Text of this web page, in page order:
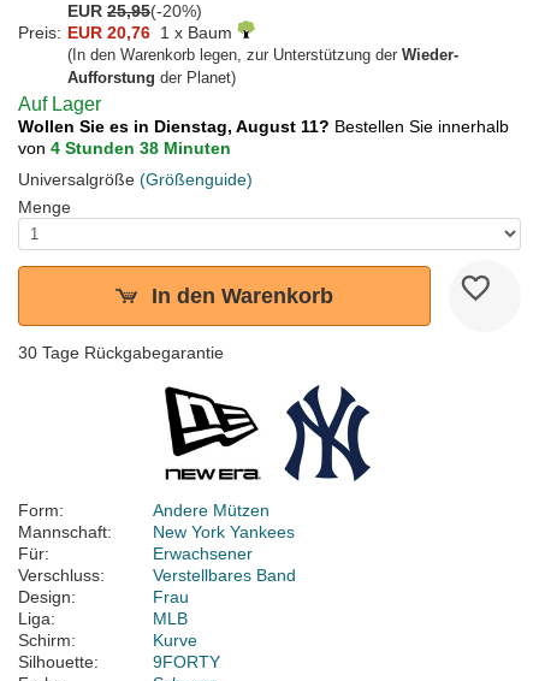
EUR 25,95(-20%)
Preis: EUR 20,76 1 x Baum
(In den Warenkorb legen, zur Unterstützung der Wieder-
Aufforstung der Planet)
Auf Lager
Wollen Sie es in Dienstag, August 11? Bestellen Sie innerhalb
von 4 Stunden 38 Minuten
Universalgröße (Größenguide)
Menge
In den Warenkorb
30 Tage Rückgabegarantie
Form:
Andere Mützen
Mannschaft:
New York Yankees
Für:
Erwachsener
Verschluss:
Verstellbares Band
Design:
Frau
Liga:
MLB
Schirm:
Kurve
Silhouette:
9FORTY